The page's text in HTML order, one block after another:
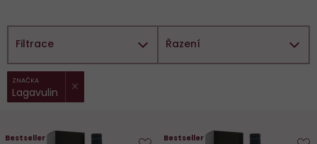
Filtrace
Vybrané
filtry:
ZNAČKA
Lagavulin
Řazení
Bestseller Bestseller